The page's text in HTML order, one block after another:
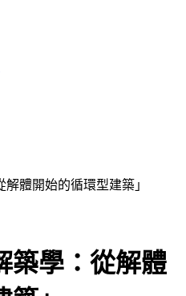
體開始的循環型建築」
築學：從解體